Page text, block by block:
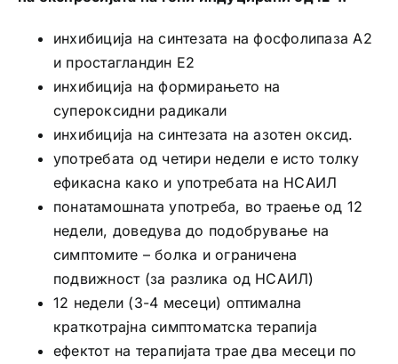
инхибиција на синтезата на фосфолипаза А2
и простагландин Е2
инхибиција на формирањето на
супероксидни радикали
инхибиција на синтезата на азотен оксид.
употребата од четири недели е исто толку
ефикасна како и употребата на НСАИЛ
понатамошната употреба, во траење од 12
недели, доведува до подобрување на
симптомите – болка и ограничена
подвижност (за разлика од НСАИЛ)
12 недели (3-4 месеци) оптимална
краткотрајна симптоматска терапија
ефектот на терапијата трае два месеци по